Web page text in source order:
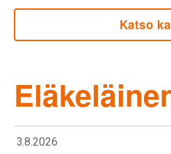
Katso
3.8.2026